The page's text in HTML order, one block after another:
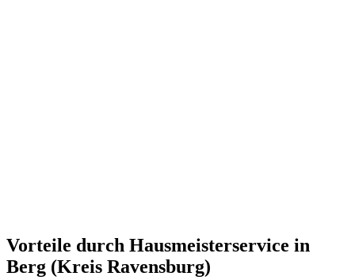
Vorteile durch Hausmeisterservice in
Berg (Kreis Ravensburg)